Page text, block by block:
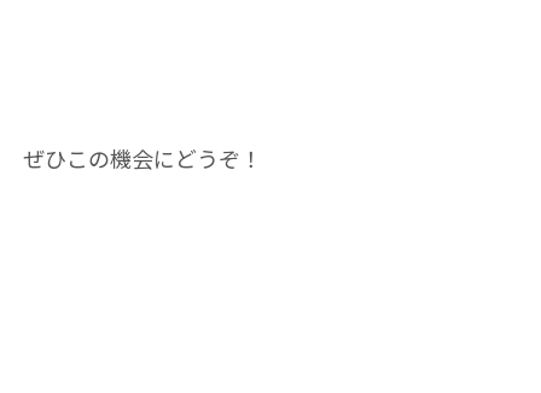
ぜひこの機会にどうぞ！